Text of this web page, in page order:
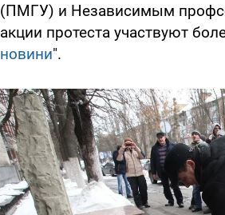
(ПМГУ) и Независимым
акции протеста участвуют
новини".